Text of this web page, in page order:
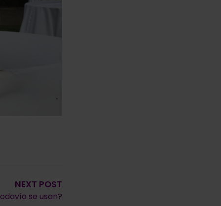
NEXT POST
se usan?